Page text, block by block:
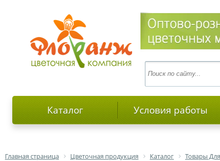
Каталог Условия работы
Главная страница Цветочная продукция Каталог Товары